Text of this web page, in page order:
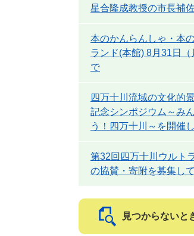
星合隆成教授の市長補
本のかんらんしゃ・本
ランド(本館) 8月31日（
で
四万十川流域の文化的
記念シンポジウム～み
う！四万十川～を開催
第32回四万十川ウルト
の協賛・寄附を募集し
見つからないと